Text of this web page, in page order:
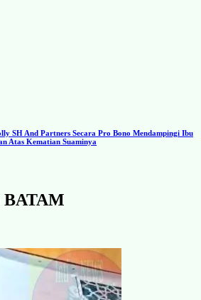
SH And Partners Secara Pro Bono Mendampingi Ibu
Atas Kematian Suaminya
BATAM